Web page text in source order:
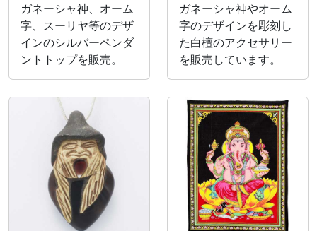
ガネーシャ神、オーム
字、スーリヤ等のデザ
インのシルバーペンダ
ントトップを販売。
ガネーシャ神やオーム
字のデザインを彫刻し
た白檀のアクセサリー
を販売しています。